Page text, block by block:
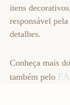
itens
responsável
detalhes.
Conheça mais
também pelo